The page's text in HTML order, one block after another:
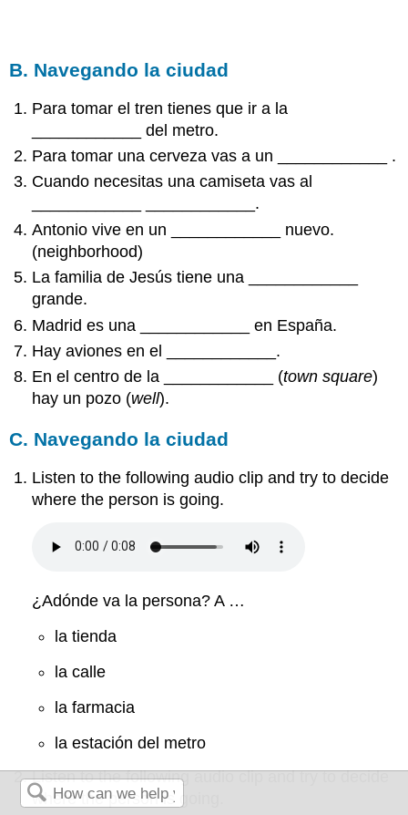
B. Navegando la ciudad
Para tomar el tren tienes que ir a la
____________ del metro.
Para tomar una cerveza vas a un ____________ .
Cuando necesitas una camiseta vas al
____________ ____________.
Antonio vive en un ____________ nuevo.
(neighborhood)
La familia de Jesús tiene una ____________
grande.
Madrid es una ____________ en España.
Hay aviones en el ____________.
En el centro de la ____________ (town square)
hay un pozo (well).
C. Navegando la ciudad
Listen to the following audio clip and try to decide
where the person is going.
¿Adónde va la persona? A …
la tienda
la calle
la farmacia
la estación del metro
Listen to the following audio clip and try to decide
where the person is going.